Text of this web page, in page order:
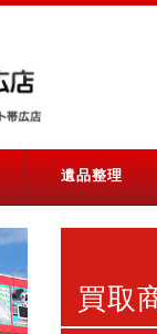
遺品整理
買取